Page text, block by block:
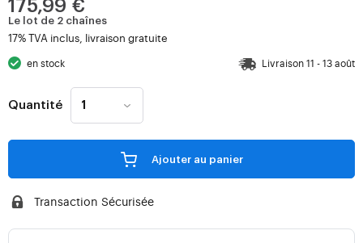
175,99 €
Le lot de 2 chaînes
17% TVA inclus, livraison gratuite
en stock Livraison 11 - 13 août
Quantité
Ajouter au panier
Transaction Sécurisée